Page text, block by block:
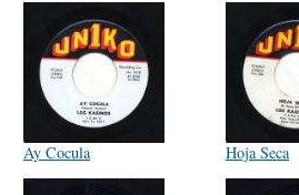
Ay Cocula Hoja Seca